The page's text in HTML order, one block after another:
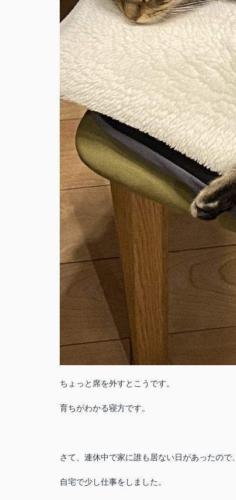
ちょっと席を外すとこうです。
育ちがわかる寝方です。
さて、連休中で家に誰も居ない日があったので、
自宅で少し仕事をしました。